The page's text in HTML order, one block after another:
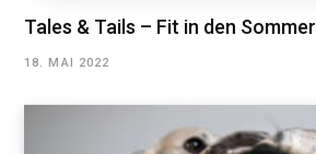
Tales & Tails – Fit in den Sommer
18. MAI 2022